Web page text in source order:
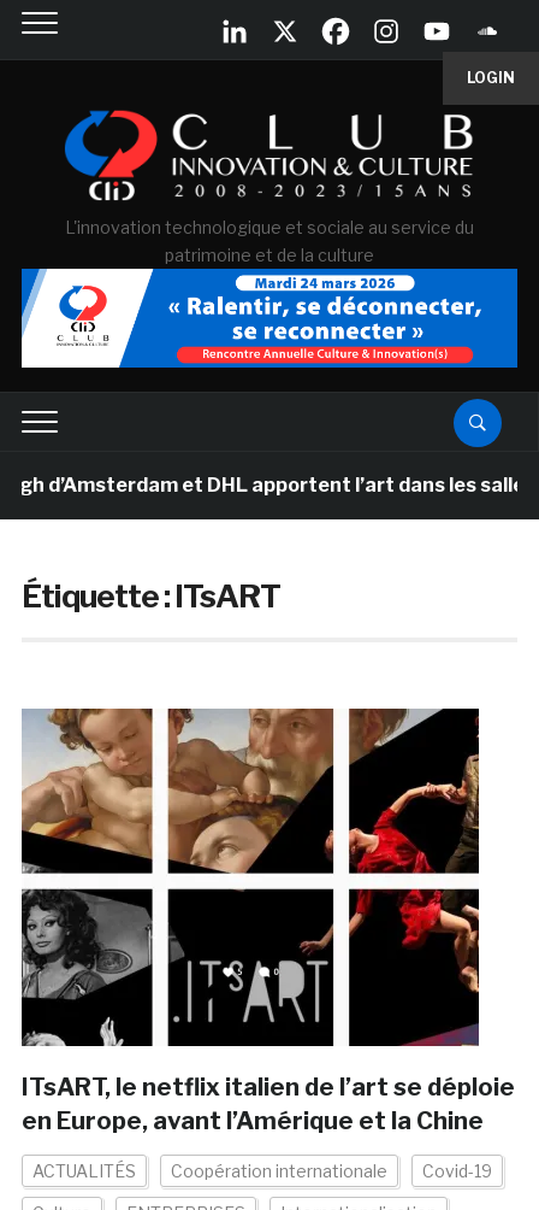
LOGIN
L'innovation technologique et sociale au service du
patrimoine et de la culture
d’Amsterdam et DHL apportent l’art dans les salles
Étiquette :ITsART
ITsART, le netflix italien de l’art se déploie
en Europe, avant l’Amérique et la Chine
ACTUALITÉS Coopération internationale Covid-19